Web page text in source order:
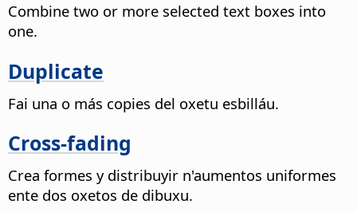
Combine two or more selected text boxes into
one.
Duplicate
Fai una o más copies del oxetu esbilláu.
Cross-fading
Crea formes y distribuyir n'aumentos uniformes
ente dos oxetos de dibuxu.